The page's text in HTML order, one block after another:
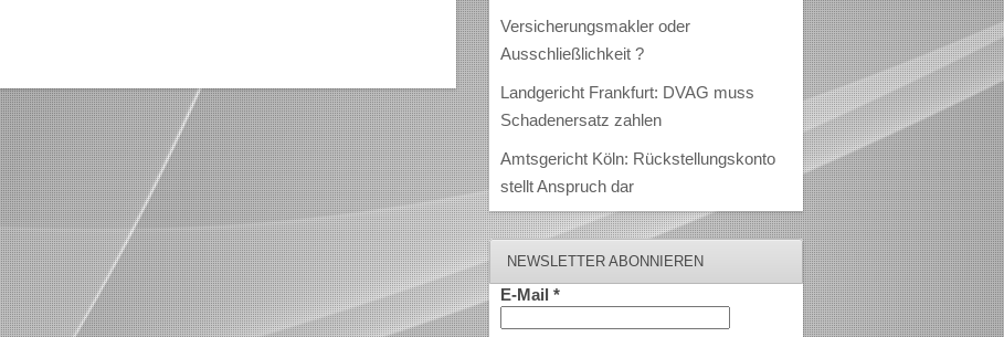
Versicherungsmakler oder
Ausschließlichkeit ?
Landgericht Frankfurt: DVAG muss
Schadenersatz zahlen
Amtsgericht Köln: Rückstellungskonto
stellt Anspruch dar
NEWSLETTER ABONNIEREN
E-Mail *